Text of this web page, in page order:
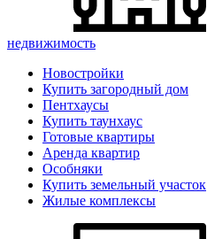
недвижимость
Новостройки
Купить загородный дом
Пентхаусы
Купить таунхаус
Готовые квартиры
Аренда квартир
Особняки
Купить земельный участок
Жилые комплексы